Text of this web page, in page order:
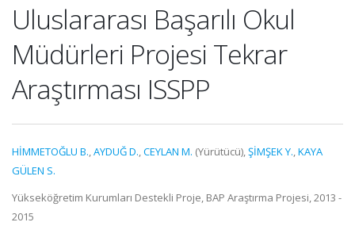
Uluslararası Başarılı Okul
Müdürleri Projesi Tekrar
Araştırması ISSPP
HİMMETOĞLU B.,AYDUĞ D.,CEYLAN M. (Yürütücü),ŞİMŞEK Y.,KAYA
GÜLEN S.
Yükseköğretim Kurumları Destekli Proje, BAP Araştırma Projesi, 2013 -
2015